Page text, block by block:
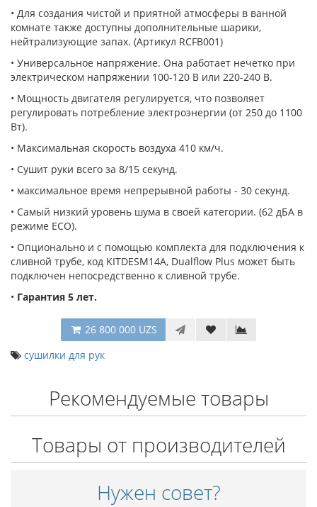
• Для создания чистой и приятной атмосферы в ванной
комнате также доступны дополнительные шарики,
нейтрализующие запах. (Артикул RCFB001)
• Универсальное напряжение. Она работает нечетко при
электрическом напряжении 100-120 В или 220-240 В.
• Мощность двигателя регулируется, что позволяет
регулировать потребление электроэнергии (от 250 до 1100
Вт).
• Максимальная скорость воздуха 410 км/ч.
• Сушит руки всего за 8/15 секунд.
• максимальное время непрерывной работы - 30 секунд.
• Самый низкий уровень шума в своей категории. (62 дБА в
режиме ECO).
• Опционально и с помощью комплекта для подключения к
сливной трубе, код KITDESM14A, Dualflow Plus может быть
подключен непосредственно к сливной трубе.
• Гарантия 5 лет.
26 800 000 UZS
сушилки для рук
Рекомендуемые товары
Товары от производителей
Нужен совет?